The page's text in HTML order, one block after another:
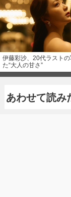
伊藤彩沙、20代ラスト
た“大人の甘さ”
あわせて読み